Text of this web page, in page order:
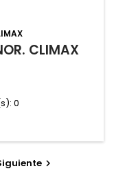
CLIMAX
0
